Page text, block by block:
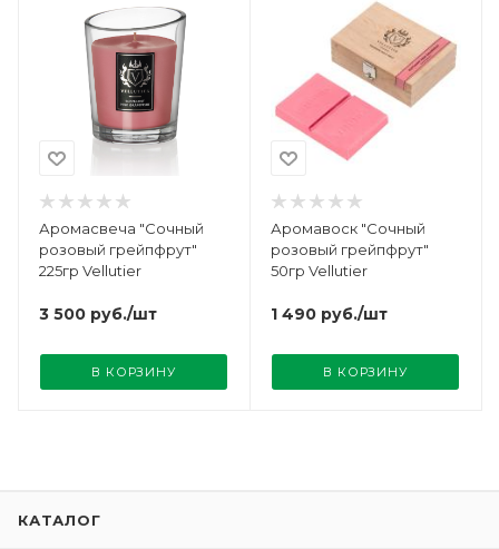
Аромасвеча "Сочный
розовый грейпфрут"
225гр Vellutier
3 500 руб./шт
В КОРЗИНУ
Аромавоск "Сочный
розовый грейпфрут"
50гр Vellutier
1 490 руб./шт
В КОРЗИНУ
КАТАЛОГ